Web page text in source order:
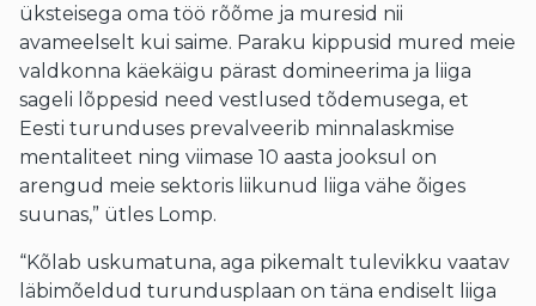
üksteisega oma töö rõõme ja muresid nii
avameelselt kui saime. Paraku kippusid mured meie
valdkonna käekäigu pärast domineerima ja liiga
sageli lõppesid need vestlused tõdemusega, et
Eesti turunduses prevalveerib minnalaskmise
mentaliteet ning viimase 10 aasta jooksul on
arengud meie sektoris liikunud liiga vähe õiges
suunas,” ütles Lomp.
“Kõlab uskumatuna, aga pikemalt tulevikku vaatav
läbimõeldud turundusplaan on täna endiselt liiga